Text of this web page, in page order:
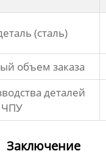
(сталь)
объем заказа
деталей
ЧПУ
Заключение